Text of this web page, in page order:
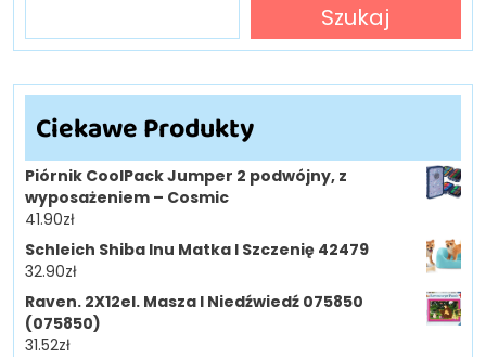
Szukaj
Ciekawe Produkty
Piórnik CoolPack Jumper 2 podwójny, z
wyposażeniem – Cosmic
41.90zł
Schleich Shiba Inu Matka I Szczenię 42479
32.90zł
Raven. 2X12el. Masza I Niedźwiedź 075850
(075850)
31.52zł